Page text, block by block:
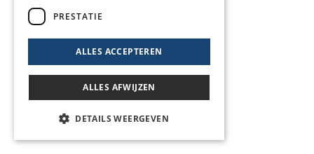
PRESTATIE
ALLES ACCEPTEREN
ALLES AFWIJZEN
DETAILS WEERGEVEN